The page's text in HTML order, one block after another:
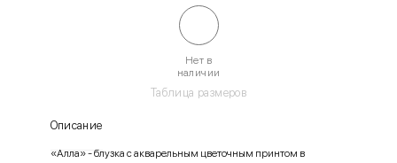
Таблица размеров
Нет в
наличии
Описание
«Алла» - блузка с акварельным цветочным принтом в